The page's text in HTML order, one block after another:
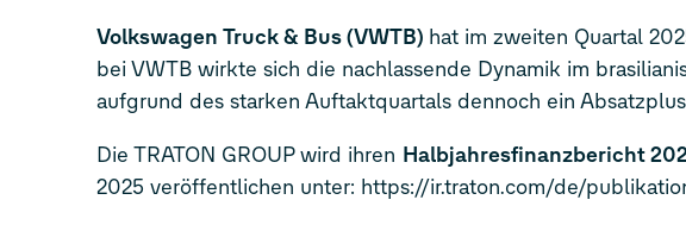
Volkswagen Truck & Bus (VWTB) hat im zweiten Quartal
bei VWTB wirkte sich die nachlassende Dynamik im
aufgrund des starken Auftaktquartals dennoch ein
Die TRATON GROUP wird ihren Halbjahresfinanzbericht
2025 veröffentlichen unter: https://ir.traton.com/de/